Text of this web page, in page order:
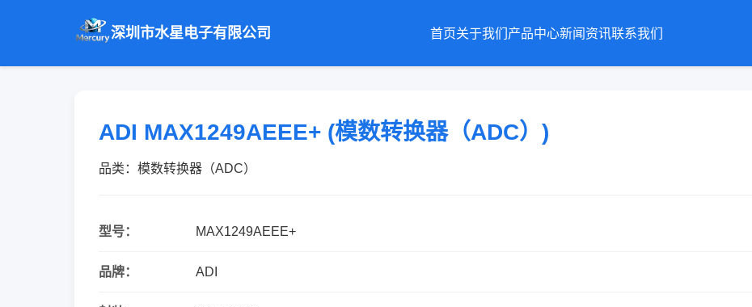
深圳市水星电子有限公司 首页关于我们 产品中心新闻资讯联系我们
ADI MAX1249AEEE+ (模数转换器（ADC）)
品类：模数转换器（ADC）
型号： MAX1249AEEE+
品牌： ADI